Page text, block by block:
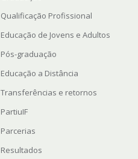
Qualificação Profissional
Educação de Jovens e Adultos
Pós-graduação
Educação a Distância
Transferências e retornos
PartiuIF
Parcerias
Resultados